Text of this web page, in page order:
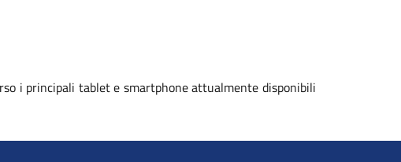
i principali tablet e smartphone attualmente disponibili